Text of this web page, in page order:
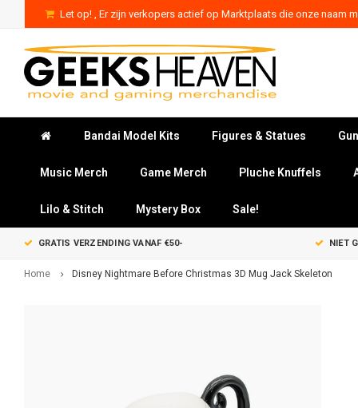
Let op! , Er zijn verkopers actief op Marktplaats die onze naam
Bandai Model Kits Figures & Statues
Music Merch Game Merch Pluche Knuffels
Lilo & Stitch Mystery Box Sale!
GRATIS VERZENDING VANAF €50- NIET
Home Disney Nightmare Before Christmas 3D Mug Jack Skeleton